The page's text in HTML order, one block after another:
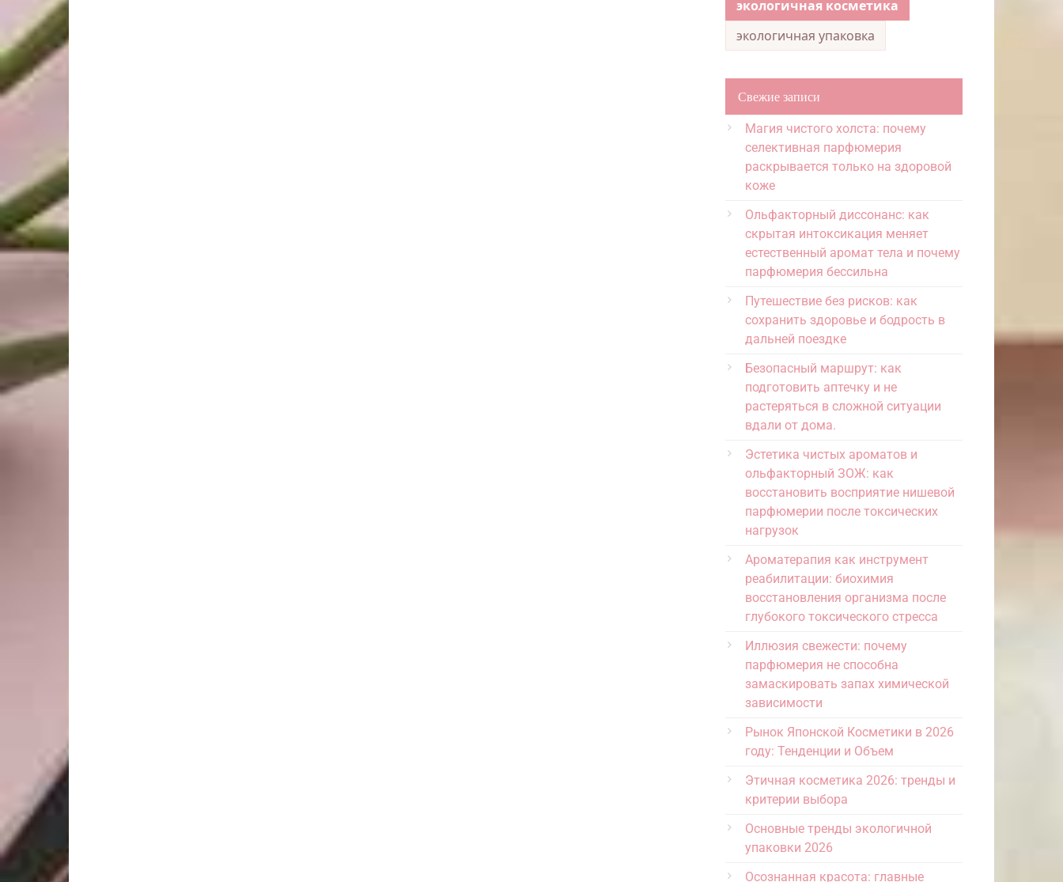
экологичная косметика
экологичная упаковка
Свежие записи
Магия чистого холста: почему
селективная парфюмерия
раскрывается только на здоровой
коже
Ольфакторный диссонанс: как
скрытая интоксикация меняет
естественный аромат тела и почему
парфюмерия бессильна
Путешествие без рисков: как
сохранить здоровье и бодрость в
дальней поездке
Безопасный маршрут: как
подготовить аптечку и не
растеряться в сложной ситуации
вдали от дома.
Эстетика чистых ароматов и
ольфакторный ЗОЖ: как
восстановить восприятие нишевой
парфюмерии после токсических
нагрузок
Ароматерапия как инструмент
реабилитации: биохимия
восстановления организма после
глубокого токсического стресса
Иллюзия свежести: почему
парфюмерия не способна
замаскировать запах химической
зависимости
Рынок Японской Косметики в 2026
году: Тенденции и Объем
Этичная косметика 2026: тренды и
критерии выбора
Основные тренды экологичной
упаковки 2026
Осознанная красота: главные